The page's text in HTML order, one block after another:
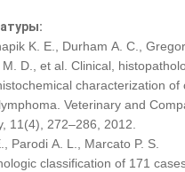
K. E., Durham A. C., Gregor
M. D., et al. Clinical,
characterization of
Veterinary and
11(4), 272–286, 2012.
Parodi A. L., Marcato P. S.
classification of 171